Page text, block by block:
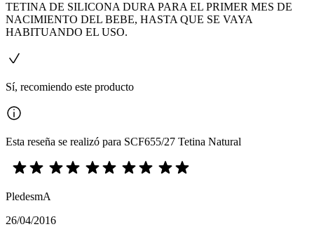
TETINA DE SILICONA DURA PARA EL PRIMER MES DE
NACIMIENTO DEL BEBE, HASTA QUE SE VAYA
HABITUANDO EL USO.
Sí, recomiendo este producto
Esta reseña se realizó para SCF655/27 Tetina Natural
PledesmA
26/04/2016